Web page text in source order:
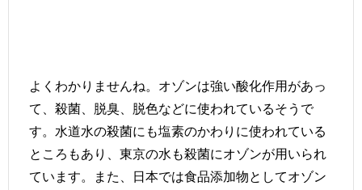
よくわかりませんね。オゾンは強い酸化作用があっ
て、殺菌、脱臭、脱色などに使われているそうで
す。水道水の殺菌にも塩素のかわりに使われている
ところもあり、東京の水も殺菌にオゾンが用いられ
ています。また、日本では食品添加物としてオゾン